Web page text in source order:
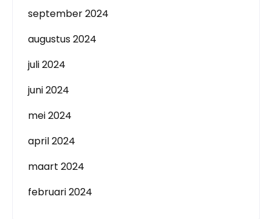
september 2024
augustus 2024
juli 2024
juni 2024
mei 2024
april 2024
maart 2024
februari 2024